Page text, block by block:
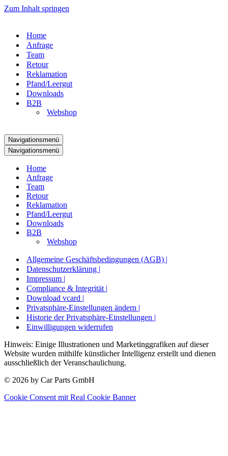
Zum Inhalt springen
Home
Anfrage
Team
Retour
Reklamation
Pfand/Leergut
Downloads
B2B
Webshop
Navigationsmenü
Navigationsmenü
Home
Anfrage
Team
Retour
Reklamation
Pfand/Leergut
Downloads
B2B
Webshop
Allgemeine Geschäftsbedingungen (AGB) |
Datenschutzerklärung |
Impressum |
Compliance & Integrität |
Download vcard |
Privatsphäre-Einstellungen ändern |
Historie der Privatsphäre-Einstellungen |
Einwilligungen widerrufen
Hinweis: Einige Illustrationen und Marketinggrafiken auf dieser
Website wurden mithilfe künstlicher Intelligenz erstellt und dienen
ausschließlich der Veranschaulichung.
© 2026 by Car Parts GmbH
Cookie Consent mit Real Cookie Banner